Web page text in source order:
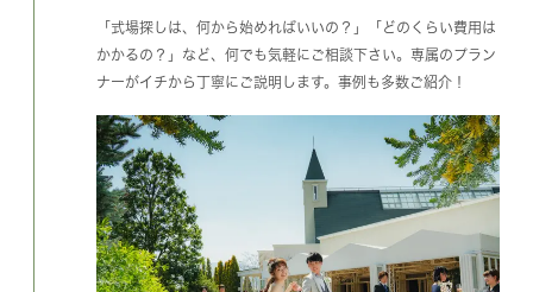
「式場探しは、何から始めればいいの？」「どのくらい費用は
かかるの？」など、何でも気軽にご相談下さい。専属のプラン
ナーがイチから丁寧にご説明します。事例も多数ご紹介！